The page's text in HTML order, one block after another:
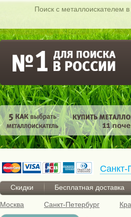
Поиск c металлоискателем
Санкт-
Скидки Бесплатная доставка
Москва Санкт-Петербург